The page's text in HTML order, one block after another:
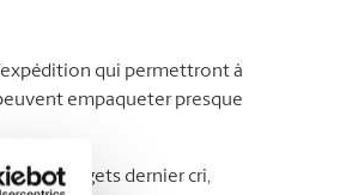
qui permettront à
empaqueter presque
des gadgets dernier cri,